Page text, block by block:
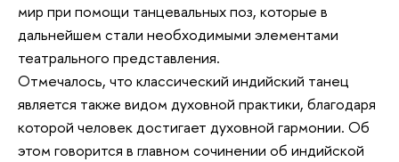
мир при помощи танцевальных поз, которые в
дальнейшем стали необходимыми элементами
театрального представления.
Отмечалось, что классический индийский танец
является также видом духовной практики, благодаря
которой человек достигает духовной гармонии. Об
этом говорится в главном сочинении об индийской